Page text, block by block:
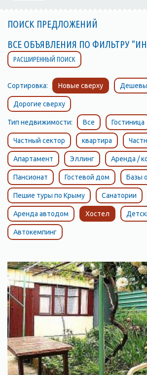
ПОИСК ПРЕДЛОЖЕНИЙ
ВСЕ ОБЪЯВЛЕНИЯ ПО ФИЛЬТРУ
РАСШИРЕННЫЙ ПОИСК
Сортировка: Новые сверху
Дорогие сверху
Тип недвижимости: Все Гостиница
Частный сектор квартира
Апартамент Эллинг Аренда /
Пансионат Гостевой дом Базы
Пешие туры по Крыму Санатории
Аренда автодом Хостел
Автокемпинг